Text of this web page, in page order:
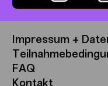
Impressum +
FAQ
Kontakt